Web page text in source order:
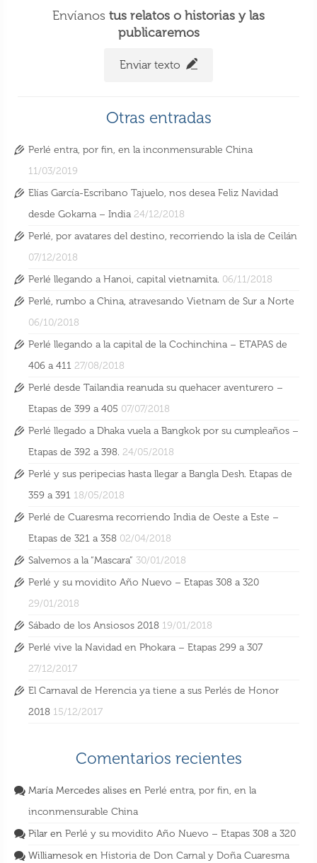
Envíanos tus relatos o historias y las
publicaremos
Enviar texto
Otras entradas
Perlé entra, por fin, en la inconmensurable China
11/03/2019
Elías García-Escribano Tajuelo, nos desea Feliz Navidad
desde Gokarna – India 24/12/2018
Perlé, por avatares del destino, recorriendo la isla de Ceilán
07/12/2018
Perlé llegando a Hanoi, capital vietnamita. 06/11/2018
Perlé, rumbo a China, atravesando Vietnam de Sur a Norte
06/10/2018
Perlé llegando a la capital de la Cochinchina – ETAPAS de
406 a 411 27/08/2018
Perlé desde Tailandia reanuda su quehacer aventurero –
Etapas de 399 a 405 07/07/2018
Perlé llegado a Dhaka vuela a Bangkok por su cumpleaños –
Etapas de 392 a 398. 24/05/2018
Perlé y sus peripecias hasta llegar a Bangla Desh. Etapas de
359 a 391 18/05/2018
Perlé de Cuaresma recorriendo India de Oeste a Este –
Etapas de 321 a 358 02/04/2018
Salvemos a la “Mascara” 30/01/2018
Perlé y su movidito Año Nuevo – Etapas 308 a 320
29/01/2018
Sábado de los Ansiosos 2018 19/01/2018
Perlé vive la Navidad en Phokara – Etapas 299 a 307
27/12/2017
El Carnaval de Herencia ya tiene a sus Perlés de Honor
2018 15/12/2017
Comentarios recientes
María Mercedes alises en Perlé entra, por fin, en la
inconmensurable China
Pilar en Perlé y su movidito Año Nuevo – Etapas 308 a 320
Williamesok en Historia de Don Carnal y Doña Cuaresma